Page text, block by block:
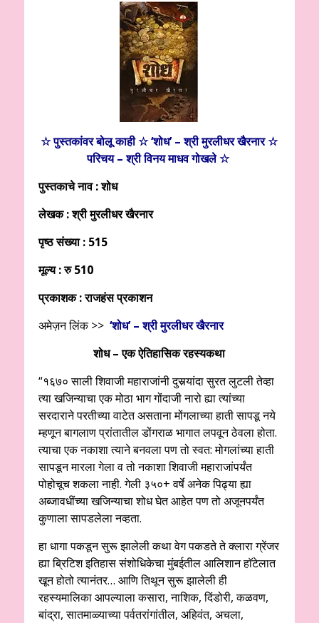
☆ पुस्तकांवर बोलू काही ☆ ‘शोध’ – श्री मुरलीधर खैरनार ☆
परिचय – श्री विनय माधव गोखले ☆
पुस्तकाचे नाव : शोध
लेखक : श्री मुरलीधर खैरनार
पृष्ठ संख्या : 515
मूल्य :रु 510
प्रकाशक :राजहंस प्रकाशन
अमेज़न लिंक >> ‘शोध’ – श्री मुरलीधर खैरनार
शोध – एक ऐतिहासिक रहस्यकथा
“१६७० साली शिवाजी महाराजांनी दुसर्‍यांदा सुरत लुटली तेव्हा
त्या खजिन्याचा एक मोठा भाग गोंदाजी नारो ह्या त्यांच्या
सरदाराने परतीच्या वाटेत असताना मोंगलाच्या हाती सापडू नये
म्हणून बागलाण प्रांतातील डोंगराळ भागात लपवून ठेवला होता.
त्याचा एक नकाशा त्याने बनवला पण तो स्वत: मोगलांच्या हाती
सापडून मारला गेला व तो नकाशा शिवाजी महाराजांपर्यंत
पोहोचूच शकला नाही. गेली ३५०+ वर्षे अनेक पिढ्या ह्या
अब्जावधींच्या खजिन्याचा शोध घेत आहेत पण तो अजूनपर्यंत
कुणाला सापडलेला नव्हता.
हा धागा पकडून सुरू झालेली कथा वेग पकडते ते क्लारा ग्रेंजर
ह्या ब्रिटिश इतिहास संशोधिकेचा मुंबईतील आलिशान हाॅटेलात
खून होतो त्यानंतर… आणि तिथून सुरू झालेली ही
रहस्यमालिका आपल्याला कसारा, नाशिक, दिंडोरी, कळवण,
बांद्रा, सातमाळ्याच्या पर्वतरांगांतील, अहिवंत, अचला,